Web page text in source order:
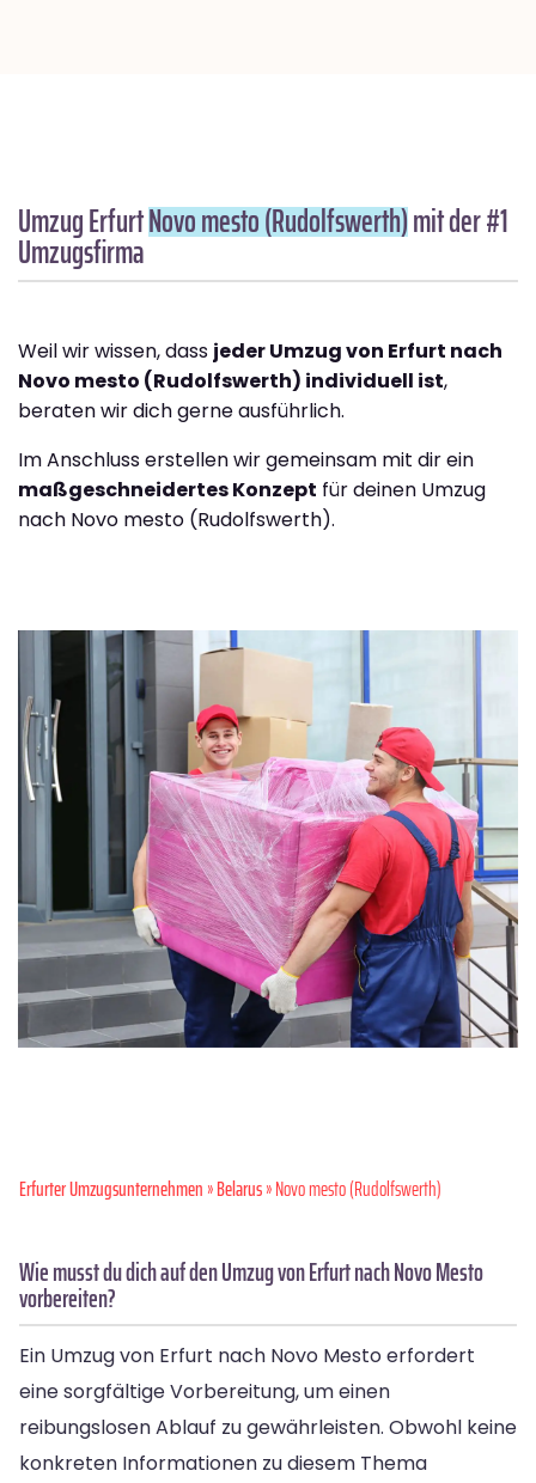
Umzug ErfurtNovo mesto (Rudolfswerth)mit der #1
Umzugsfirma
Weil wir wissen, dass jeder Umzug von Erfurt nach
Novo mesto (Rudolfswerth) individuell ist,
beraten wir dich gerne ausführlich.
Im Anschluss erstellen wir gemeinsam mit dir ein
maßgeschneidertes Konzept für deinen Umzug
nach Novo mesto (Rudolfswerth).
Erfurter Umzugsunternehmen»Belarus» Novo mesto (Rudolfswerth)
Wie musst du dich auf den Umzug von Erfurt nach Novo Mesto
vorbereiten?
Ein Umzug von Erfurt nach Novo Mesto erfordert
eine sorgfältige Vorbereitung, um einen
reibungslosen Ablauf zu gewährleisten. Obwohl keine
konkreten Informationen zu diesem Thema